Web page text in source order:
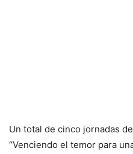
Un total de cinco jornadas
“Venciendo el temor para